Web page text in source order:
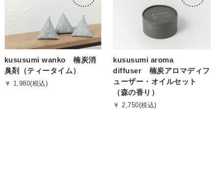
kususumi wanko 楠炭消
臭剤（ティータイム）
￥ 1,980(税込)
kususumi aroma
diffuser 楠炭アロマディフ
ューザー・オイルセット
（森の香り）
￥ 2,750(税込)